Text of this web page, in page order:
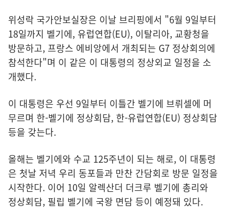
위성락 국가안보실장은 이날 브리핑에서 "6월 9일부터
18일까지 벨기에, 유럽연합(EU), 이탈리아, 교황청을
방문하고, 프랑스 에비앙에서 개최되는 G7 정상회의에
참석한다"며 이 같은 이 대통령의 정상외교 일정을 소
개했다.
이 대통령은 우선 9일부터 이틀간 벨기에 브뤼셀에 머
무르며 한-벨기에 정상회담, 한-유럽연합(EU) 정상회담
등을 갖는다.
올해는 벨기에와 수교 125주년이 되는 해로, 이 대통령
은 첫날 저녁 우리 동포들과 만찬 간담회로 방문 일정을
시작한다. 이어 10일 알렉산더 더크루 벨기에 총리와
정상회담, 필립 벨기에 국왕 면담 등이 예정돼 있다.